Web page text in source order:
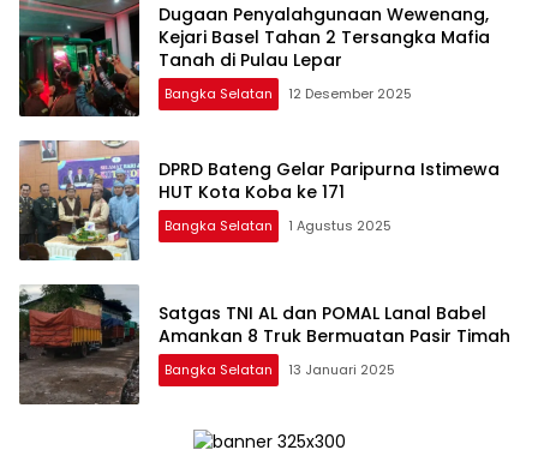
Dugaan Penyalahgunaan Wewenang,
Kejari Basel Tahan 2 Tersangka Mafia
Tanah di Pulau Lepar
Bangka Selatan 12 Desember 2025
DPRD Bateng Gelar Paripurna Istimewa
HUT Kota Koba ke 171
Bangka Selatan 1 Agustus 2025
Satgas TNI AL dan POMAL Lanal Babel
Amankan 8 Truk Bermuatan Pasir Timah
Bangka Selatan 13 Januari 2025